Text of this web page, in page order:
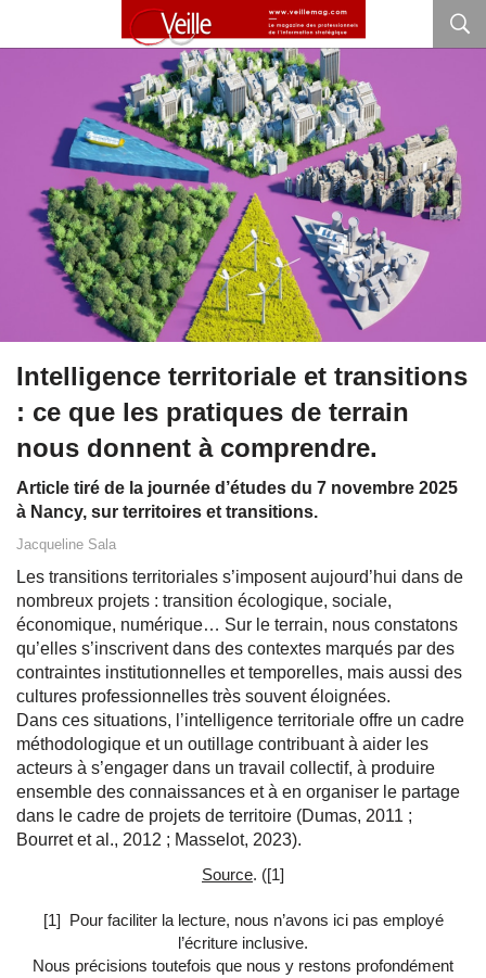
Intelligence territoriale et transitions
: ce que les pratiques de terrain
nous donnent à comprendre.
Article tiré de la journée d’études du 7 novembre 2025
à Nancy, sur territoires et transitions.
Jacqueline Sala
Les transitions territoriales s’imposent aujourd’hui dans de
nombreux projets : transition écologique, sociale,
économique, numérique… Sur le terrain, nous constatons
qu’elles s’inscrivent dans des contextes marqués par des
contraintes institutionnelles et temporelles, mais aussi des
cultures professionnelles très souvent éloignées.
Dans ces situations, l’intelligence territoriale offre un cadre
méthodologique et un outillage contribuant à aider les
acteurs à s’engager dans un travail collectif, à produire
ensemble des connaissances et à en organiser le partage
dans le cadre de projets de territoire (Dumas, 2011 ;
Bourret et al., 2012 ; Masselot, 2023).
Source. ([1]
[1] Pour faciliter la lecture, nous n’avons ici pas employé
l’écriture inclusive.
Nous précisions toutefois que nous y restons profondément